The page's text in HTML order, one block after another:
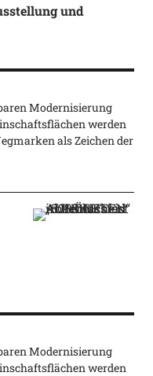
und
Modernisierung
werden
als Zeichen der
Modernisierung
werden